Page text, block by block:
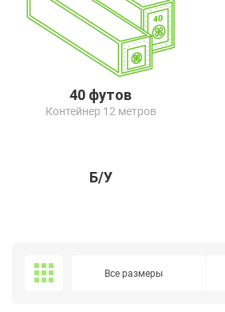
40 футов
Контейнер 12 метров
Б/У
Все размеры